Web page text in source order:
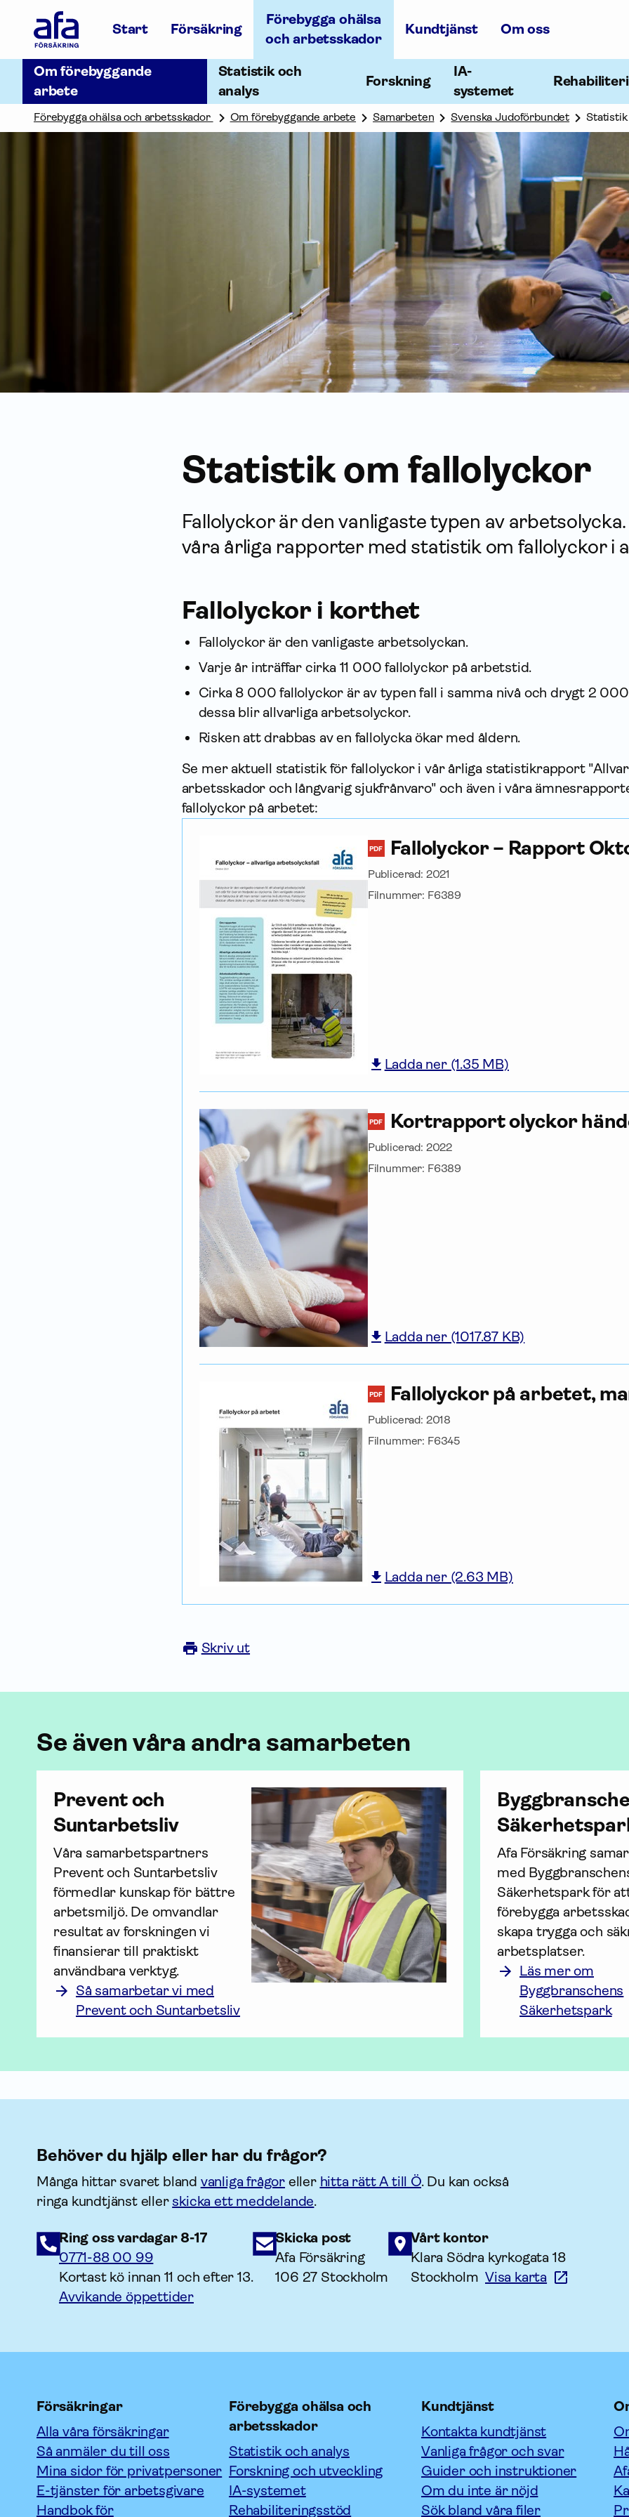
Försäkring
Gå
till
startsidan
Start Försäkring
Förebygga ohälsa
och arbetsskador
Kundtjänst Om oss
Om förebyggande
arbete
Statistik och
analys
Forskning
IA-
systemet
Förebygga ohälsa och arbetsskador Om förebyggande arbete Samarbeten Svenska Judoförbundet
Statistik om fallolyckor
Fallolyckor är den vanligaste typen av
våra årliga rapporter med statistik om fallolyckor i
Fallolyckor i korthet
Fallolyckor är den vanligaste arbetsolyckan.
Varje år inträffar cirka 11 000 fallolyckor på arbets­tid.
Cirka 8 000 fallolyckor är av typen fall i samma nivå och drygt 2
dessa blir allvarliga arbetsolyckor.
Risken att drabbas av en fallolycka ökar med åldern.
Se mer aktuell statistik för fallolyckor i vår årliga statistik­rapport "
arbets­skador och långvarig sjukfrånvaro" och även i våra
fallolyckor på arbetet:
PDF Fallolyckor – Rapport
Publicerad: 2021
Filnummer: F6389
Ladda ner (1.35 MB)
PDF Kortrapport olyckor
Publicerad: 2022
Filnummer: F6389
Ladda ner (1017.87 KB)
PDF Fallolyckor på arbetet,
Publicerad: 2018
Filnummer: F6345
Ladda ner (2.63 MB)
Skriv ut
Se även våra andra samarbeten
Prevent och
Suntarbetsliv
Våra samarbetspartners
Prevent och Suntarbetsliv
förmedlar kunskap för bättre
arbetsmiljö. De omvandlar
resultat av forskningen vi
finansierar till praktiskt
användbara verktyg.
Så samarbetar vi med
Prevent och Suntarbetsliv
Afa För­säkring
med
Säkerhetspark för
förebygga
skapa trygga och
arbetsplatser.
Läs mer om
Byggbranschens
Säkerhetspark
Behöver du hjälp eller har du frågor?
Många hittar svaret bland vanliga frågor eller hitta rätt A till Ö. Du kan också
ringa kundtjänst eller skicka ett meddelande.
Ring oss vardagar 8-17
0771-88 00 99
Kortast kö innan 11 och efter 13.
Avvikande öppettider
Skicka post
Afa Försäkring
106 27 Stockholm
Vårt kontor
Klara Södra kyrkogata 18
StockholmVisa karta
Försäkringar
Alla våra försäkringar
Så anmäler du till oss
Mina sidor för privatpersoner
E-tjänster för arbetsgivare
Handbok för
Förebygga ohälsa och
arbetsskador
Statistik och analys
Forskning och utveckling
IA-systemet
Rehabiliteringsstöd
Kundtjänst
Kontakta kundtjänst
Vanliga frågor och svar
Guider och instruktioner
Om du inte är nöjd
Sök bland våra filer